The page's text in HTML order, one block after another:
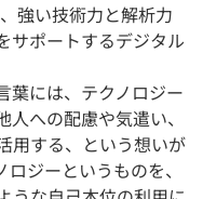
強い技術⼒と解析⼒
サポートするデジタル
葉には、テクノロジー
への配慮や気遣い、
用する、という想いが
ジーというものを、